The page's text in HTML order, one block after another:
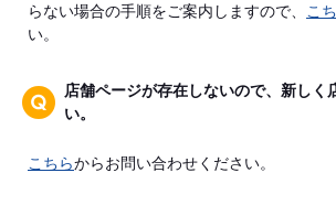
らない場合の手順をご案内しますので、
こ
い。
店舗ページが存在しないので、新しく
い。
こちらからお問い合わせください。